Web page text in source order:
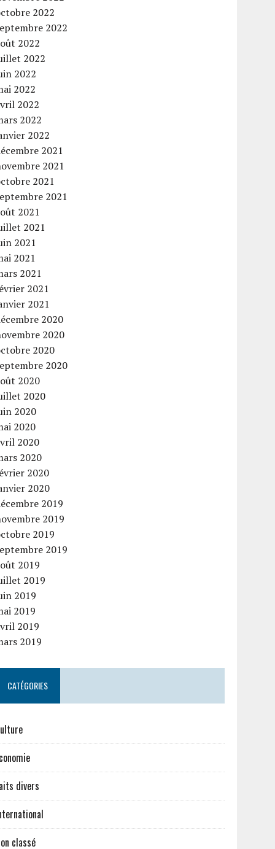
2022
2022
2022
2022
2022
2022
2022
2022
2022
2021
2021
2021
2021
2021
2021
2021
2021
2021
2021
2021
2020
2020
2020
2020
2020
2020
2020
2020
2020
2020
2020
2020
2019
2019
2019
2019
2019
2019
2019
2019
2019
2019
CATÉGORIES
divers
classé